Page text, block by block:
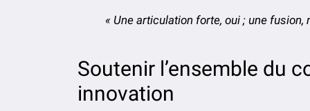
« Une articulation forte, oui ; une fusion,
Soutenir l’ensemble du
innovation